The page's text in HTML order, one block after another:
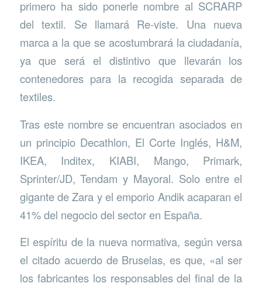
primero ha sido ponerle nombre al SCRARP
del textil. Se llamará Re-viste. Una nueva
marca a la que se acostumbrará la ciudadanía,
ya que será el distintivo que llevarán los
contenedores para la recogida separada de
textiles.
Tras este nombre se encuentran asociados en
un principio Decathlon, El Corte Inglés, H&M,
IKEA, Inditex, KIABI, Mango, Primark,
Sprinter/JD, Tendam y Mayoral. Solo entre el
gigante de Zara y el emporio Andik acaparan el
41% del negocio del sector en España.
El espíritu de la nueva normativa, según versa
el citado acuerdo de Bruselas, es que, «al ser
los fabricantes los responsables del final de la